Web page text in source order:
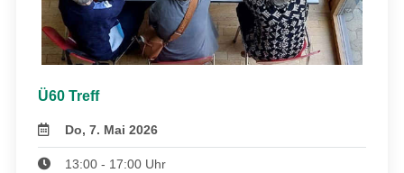
Ü60 Treff
Do, 7. Mai 2026
13:00 - 17:00 Uhr